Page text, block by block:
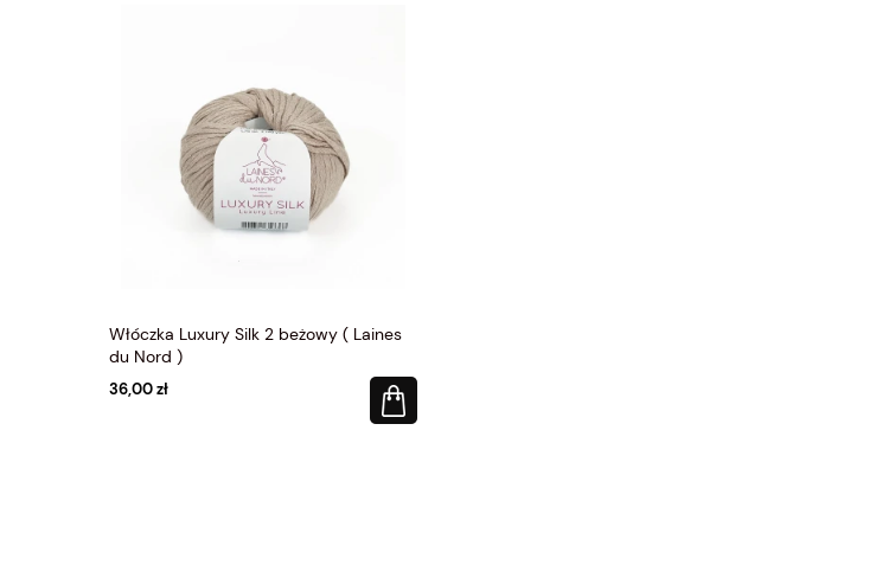
Włóczka Luxury Silk 2 beżowy ( Laines
du Nord )
36,00 zł